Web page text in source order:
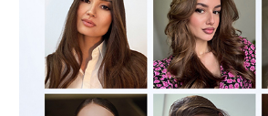
Participants
Gallery